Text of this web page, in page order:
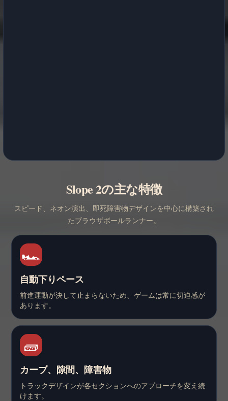
Slope 2の主な特徴
スピード、ネオン演出、即死障害物デザインを中心に構築され
たブラウザボールランナー。
🏎️
自動下りペース
前進運動が決して止まらないため、ゲームは常に切迫感が
あります。
🧱
カーブ、隙間、障害物
トラックデザインが各セクションへのアプローチを変え続
けます。